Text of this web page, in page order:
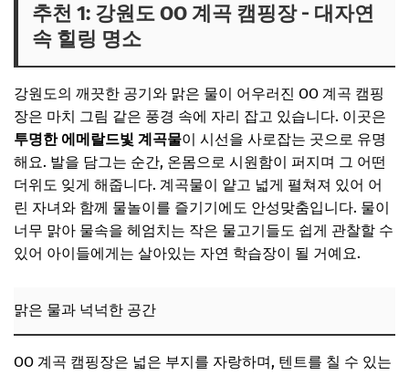
추천 1: 강원도 OO 계곡 캠핑장 - 대자연
속 힐링 명소
강원도의 깨끗한 공기와 맑은 물이 어우러진 OO 계곡 캠핑
장은 마치 그림 같은 풍경 속에 자리 잡고 있습니다. 이곳은
투명한 에메랄드빛 계곡물이 시선을 사로잡는 곳으로 유명
해요. 발을 담그는 순간, 온몸으로 시원함이 퍼지며 그 어떤
더위도 잊게 해줍니다. 계곡물이 얕고 넓게 펼쳐져 있어 어
린 자녀와 함께 물놀이를 즐기기에도 안성맞춤입니다. 물이
너무 맑아 물속을 헤엄치는 작은 물고기들도 쉽게 관찰할 수
있어 아이들에게는 살아있는 자연 학습장이 될 거예요.
맑은 물과 넉넉한 공간
OO 계곡 캠핑장은 넓은 부지를 자랑하며, 텐트를 칠 수 있는